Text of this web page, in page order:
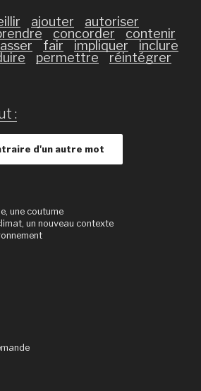
ajouter
autoriser
concorder
contenir
fair impliquer
inclure
permettre
réintégrer
:
d'un autre mot
une coutume
un nouveau contexte